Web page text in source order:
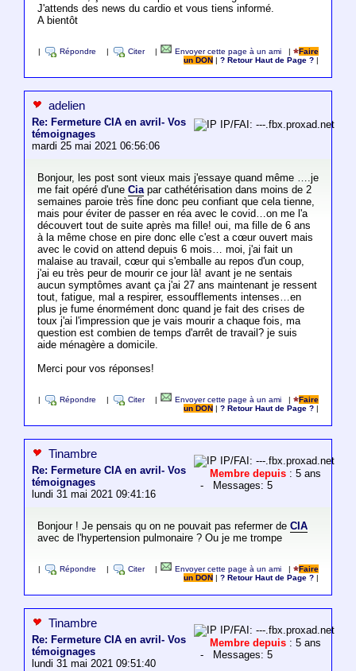
J'attends des news du cardio et vous tiens informé.
A bientôt
Répondre Citer Envoyer cette page à un ami |
Faire
un DON
|? Retour Haut de Page ?
adelien
Re: Fermeture CIA en avril- Vos
témoignages
mardi 25 mai 2021 06:56:06
IP/FAI: ---.fbx.proxad.net
Bonjour, les post sont vieux mais j'essaye quand même ….je
me fait opéré d'une Ciapar cathétérisation dans moins de 2
semaines paroie très fine donc peu confiant que cela tienne,
mais pour éviter de passer en réa avec le covid…on me l'a
découvert tout de suite après ma fille! oui, ma fille de 6 ans
à la même chose en pire donc elle c'est a cœur ouvert mais
avec le covid on attend depuis 6 mois… moi, j'ai fait un
malaise au travail, cœur qui s'emballe au repos d'un coup,
j'ai eu très peur de mourir ce jour là! avant je ne sentais
aucun symptômes avant ça j'ai 27 ans maintenant je ressent
tout, fatigue, mal a respirer, essoufflements intenses…en
plus je fume énormément donc quand je fait des crises de
toux j'ai l'impression que je vais mourir a chaque fois, ma
question est combien de temps d'arrêt de travail? je suis
aide ménagère a domicile.
Merci pour vos réponses!
Répondre Citer Envoyer cette page à un ami |
Faire
un DON
|? Retour Haut de Page ?
Tinambre
Re: Fermeture CIA en avril- Vos
témoignages
lundi 31 mai 2021 09:41:16
IP/FAI: ---.fbx.proxad.net
Membre depuis : 5 ans
- Messages: 5
Bonjour ! Je pensais qu on ne pouvait pas refermer de CIA
avec de l'hypertension pulmonaire ? Ou je me trompe
Répondre Citer Envoyer cette page à un ami |
Faire
un DON
|? Retour Haut de Page ?
Tinambre
Re: Fermeture CIA en avril- Vos
témoignages
lundi 31 mai 2021 09:51:40
IP/FAI: ---.fbx.proxad.net
Membre depuis : 5 ans
- Messages: 5